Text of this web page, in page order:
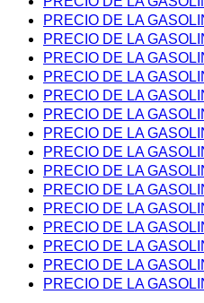
PRECIO DE LA
PRECIO DE LA
PRECIO DE LA
PRECIO DE LA
PRECIO DE LA
PRECIO DE LA
PRECIO DE LA
PRECIO DE LA
PRECIO DE LA
PRECIO DE LA
PRECIO DE LA
PRECIO DE LA
PRECIO DE LA
PRECIO DE LA
PRECIO DE LA